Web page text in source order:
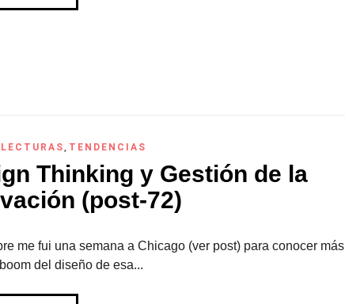
LECTURAS, TENDENCIAS
Thinking y Gestión de la
(post-72)
me fui una semana a Chicago (ver post) para conocer más
del diseño de esa...